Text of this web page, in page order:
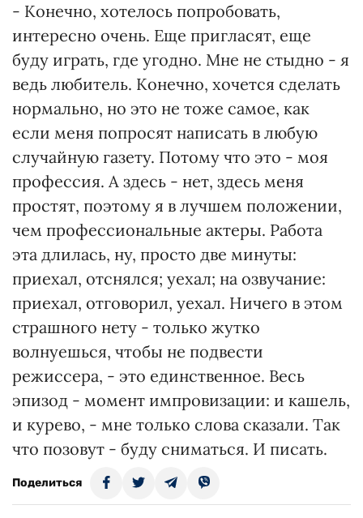
- Конечно, хотелось попробовать,
интересно очень. Еще пригласят, еще
буду играть, где угодно. Мне не стыдно - я
ведь любитель. Конечно, хочется сделать
нормально, но это не тоже самое, как
если меня попросят написать в любую
случайную газету. Потому что это - моя
профессия. А здесь - нет, здесь меня
простят, поэтому я в лучшем положении,
чем профессиональные актеры. Работа
эта длилась, ну, просто две минуты:
приехал, отснялся; уехал; на озвучание:
приехал, отговорил, уехал. Ничего в этом
страшного нету - только жутко
волнуешься, чтобы не подвести
режиссера, - это единственное. Весь
эпизод - момент импровизации: и кашель,
и курево, - мне только слова сказали. Так
что позовут - буду сниматься. И писать.
Поделиться